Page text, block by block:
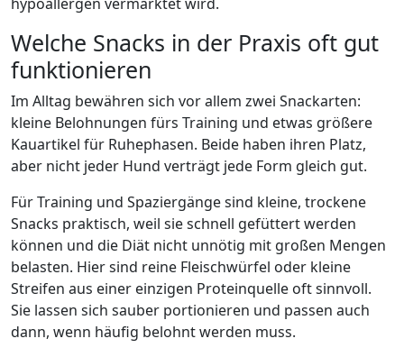
Welche Snacks in der Praxis oft gut
funktionieren
Im Alltag bewähren sich vor allem zwei Snackarten:
kleine Belohnungen fürs Training und etwas größere
Kauartikel für Ruhephasen. Beide haben ihren Platz,
aber nicht jeder Hund verträgt jede Form gleich gut.
Für Training und Spaziergänge sind kleine, trockene
Snacks praktisch, weil sie schnell gefüttert werden
können und die Diät nicht unnötig mit großen Mengen
belasten. Hier sind reine Fleischwürfel oder kleine
Streifen aus einer einzigen Proteinquelle oft sinnvoll.
Sie lassen sich sauber portionieren und passen auch
dann, wenn häufig belohnt werden muss.